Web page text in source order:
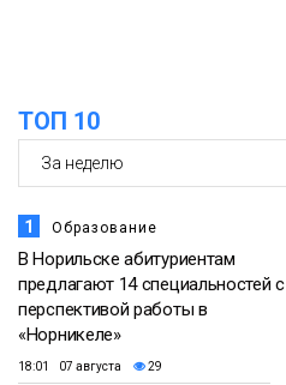
ТОП 10
1 Образование
В Норильске абитуриентам
предлагают 14 специальностей с
перспективой работы в
«Норникеле»
18:01 07 августа 29